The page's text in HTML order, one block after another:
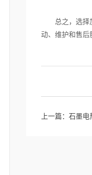
总之，选择加
动、维护和售后
上一篇： 石墨电